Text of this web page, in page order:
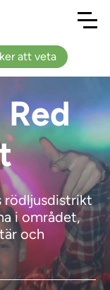
rödljusdistrikt
i området,
och
att veta